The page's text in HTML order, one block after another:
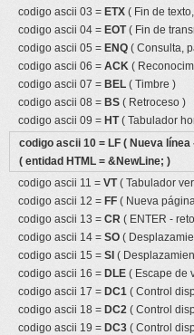
codigo ascii 03 = ETX ( Fin de
codigo ascii 04 = EOT( Fin de
codigo ascii 05 = ENQ ( Consulta,
codigo ascii 06 = ACK (
codigo ascii 07 = BEL ( Timbre )
codigo ascii 08 = BS ( Retroceso )
codigo ascii 09 = HT( Tabulador
codigo ascii 10 = LF ( Nueva línea
( entidad HTML = &NewLine; )
codigo ascii 11 = VT( Tabulador
codigo ascii 12 = FF ( Nueva
codigo ascii 13 = CR ( ENTER -
codigo ascii 14 = SO (
codigo ascii 15 = SI (
codigo ascii 16 = DLE ( Escape de
codigo ascii 17 = DC1 ( Control
codigo ascii 18 = DC2 ( Control
codigo ascii 19 = DC3 ( Control